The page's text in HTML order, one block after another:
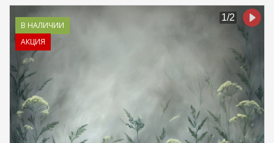
В НАЛИЧИИ
АКЦИЯ